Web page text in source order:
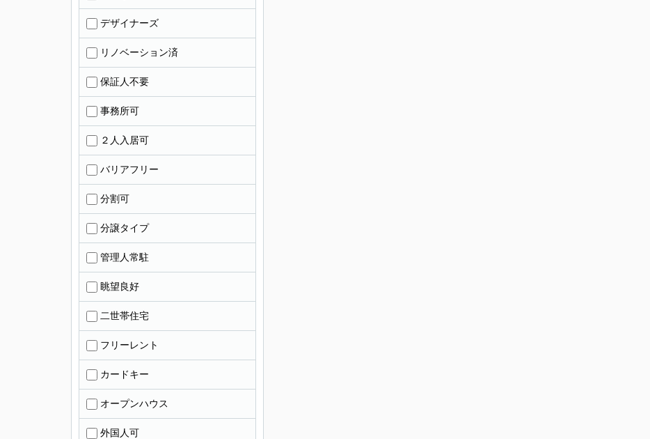
デザイナーズ
リノベーション済
保証人不要
事務所可
２人入居可
バリアフリー
分割可
分譲タイプ
管理人常駐
眺望良好
二世帯住宅
フリーレント
カードキー
オープンハウス
外国人可